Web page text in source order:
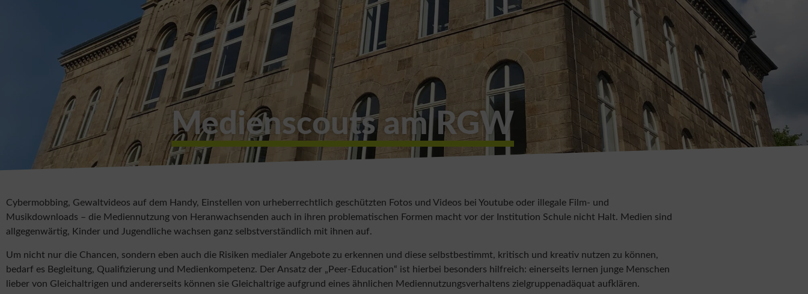
Medienscouts am RGW
Cybermobbing, Gewaltvideos auf dem Handy, Einstellen von urheberrechtlich geschützten Fotos und Videos bei Youtube oder illegale Film- und
Musikdownloads – die Mediennutzung von Heranwachsenden auch in ihren problematischen Formen macht vor der Institution Schule nicht Halt. Medien sind
allgegenwärtig, Kinder und Jugendliche wachsen ganz selbstverständlich mit ihnen auf.
Um nicht nur die Chancen, sondern eben auch die Risiken medialer Angebote zu erkennen und diese selbstbestimmt, kritisch und kreativ nutzen zu können,
bedarf es Begleitung, Qualifizierung und Medienkompetenz. Der Ansatz der „Peer-Education“ ist hierbei besonders hilfreich: einerseits lernen junge Menschen
lieber von Gleichaltrigen und andererseits können sie Gleichaltrige aufgrund eines ähnlichen Mediennutzungsverhaltens zielgruppenadäquat aufklären.